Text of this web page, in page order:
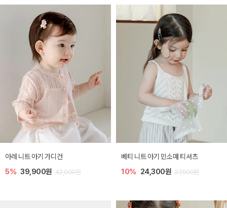
아레 니트 아기 가디건
5% 39,900원 42,000원
베티 니트 아기 민소매 티셔츠
10% 24,300원 27,000원